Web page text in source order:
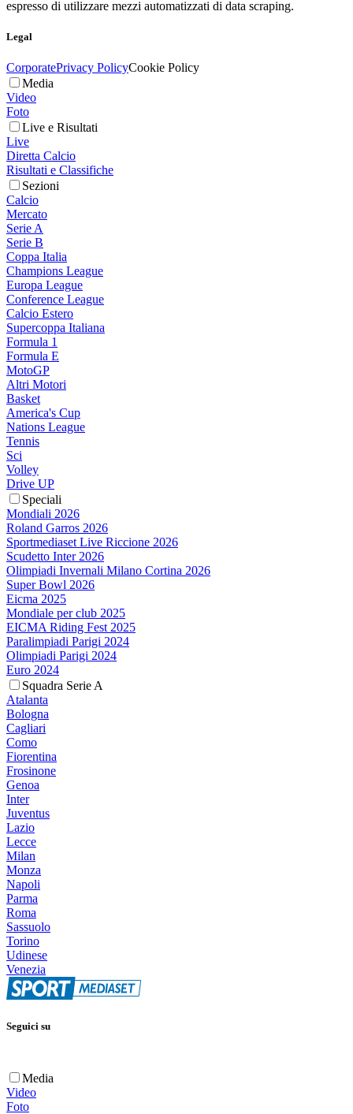
espresso di utilizzare mezzi automatizzati di data scraping.
Legal
CorporatePrivacy PolicyCookie Policy
Media
Video
Foto
Live e Risultati
Live
Diretta Calcio
Risultati e Classifiche
Sezioni
Calcio
Mercato
Serie A
Serie B
Coppa Italia
Champions League
Europa League
Conference League
Calcio Estero
Supercoppa Italiana
Formula 1
Formula E
MotoGP
Altri Motori
Basket
America's Cup
Nations League
Tennis
Sci
Volley
Drive UP
Speciali
Mondiali 2026
Roland Garros 2026
Sportmediaset Live Riccione 2026
Scudetto Inter 2026
Olimpiadi Invernali Milano Cortina 2026
Super Bowl 2026
Eicma 2025
Mondiale per club 2025
EICMA Riding Fest 2025
Paralimpiadi Parigi 2024
Olimpiadi Parigi 2024
Euro 2024
Squadra Serie A
Atalanta
Bologna
Cagliari
Como
Fiorentina
Frosinone
Genoa
Inter
Juventus
Lazio
Lecce
Milan
Monza
Napoli
Parma
Roma
Sassuolo
Torino
Udinese
Venezia
Seguici su
Media
Video
Foto